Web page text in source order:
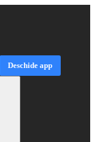
Deschide app